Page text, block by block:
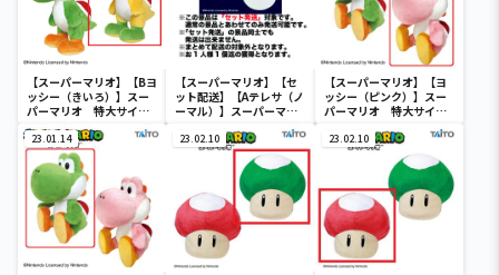
【スーパーマリオ】【Bヨ
ッシー（きいろ）】スー
パーマリオ 特大サイ
ズ ぬいぐるみ ヨッシ
ー（立ちポーズ）
【スーパーマリオ】【セ
ット配送】【Aテレサ（ノ
ーマル）】スーパーマリ
ィギュア
【スーパーマリオ】【ヨ
ッシー（ピンク）】スー
パーマリオ 特大サイズ
ッシー
23.01.14 23.02.10 23.02.10